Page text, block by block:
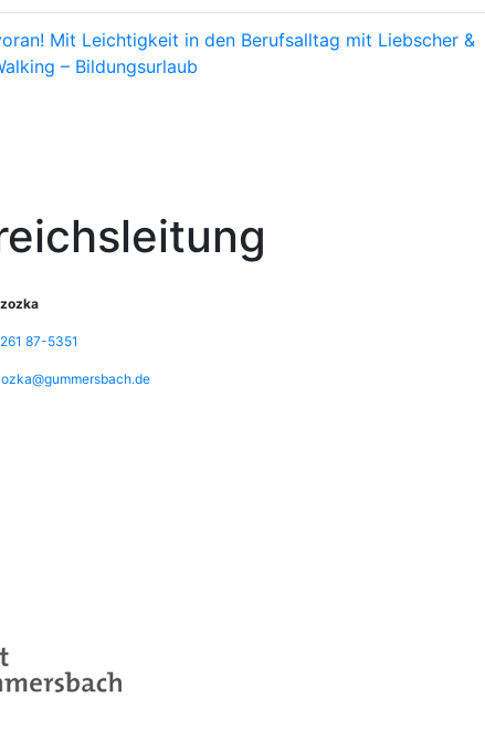
Mit Leichtigkeit in den Berufsalltag mit Liebscher &
– Bildungsurlaub
87-5351
Über uns
Service